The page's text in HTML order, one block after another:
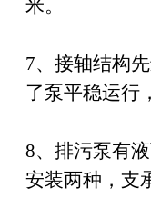
米。
7、接轴结构
了泵平稳运行
8、 排污泵有
安装两种，支